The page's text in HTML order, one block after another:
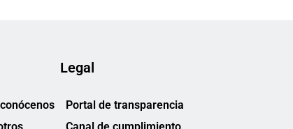
Legal
Portal de transparencia